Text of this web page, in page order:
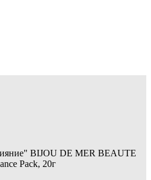
BIJOU DE MER BEAUTE
Pack, 20г